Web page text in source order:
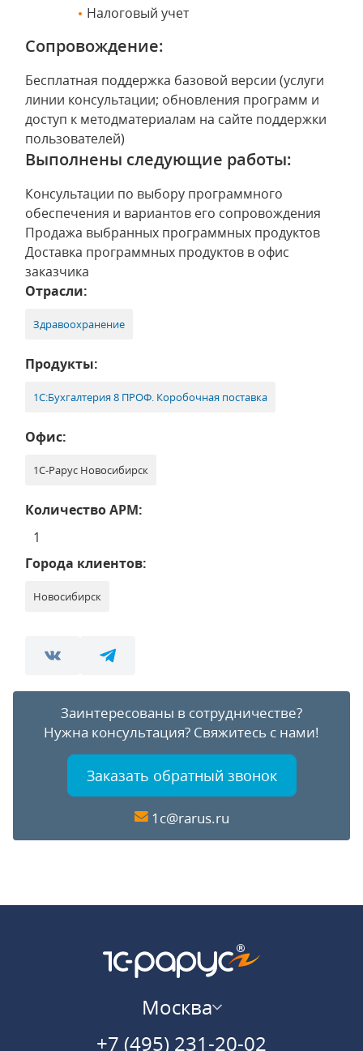
Налоговый учет
Сопровождение:
Бесплатная поддержка базовой версии (услуги
линии консультации; обновления программ и
доступ к методматериалам на сайте поддержки
пользователей)
Выполнены следующие работы:
Консультации по выбору программного
обеспечения и вариантов его сопровождения
Продажа выбранных программных продуктов
Доставка программных продуктов в офис
заказчика
Отрасли:
Здравоохранение
Продукты:
1С:Бухгалтерия 8 ПРОФ. Коробочная поставка
Офис:
1С-Рарус Новосибирск
Количество АРМ:
1
Города клиентов:
Новосибирск
Заинтересованы в сотрудничестве?
Нужна консультация? Свяжитесь с нами!
Заказать обратный звонок
1c@rarus.ru
Москва
+7 (495) 231-20-02